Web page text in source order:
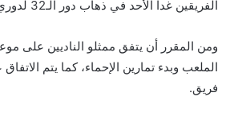
الفريقين غدا الأحد في ذهاب دور الـ32 لدوري أبطال أفريقيا.
ومن المقرر أن يتفق ممثلو الناديين على
الملعب وبدء تمارين الإحماء، كما يتم
فريق.